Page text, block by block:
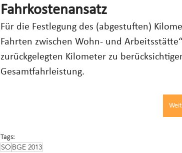
Fahrkostenansatz
Für die Festlegung des (abgestuften)
Fahrten zwischen Wohn- und
zurückgelegten Kilometer zu
Gesamtfahrleistung.
Tags:
SO BGE 2013